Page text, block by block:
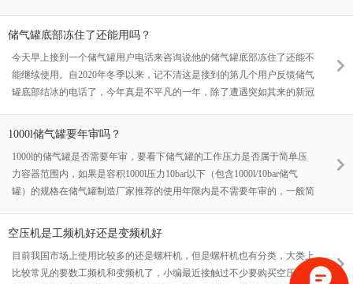
储气罐底部冻住了还能用吗？
今天早上接到一个储气罐用户电话来咨询说他的储气罐底部冻住了还能不
能继续使用。自2020年冬季以来，记不清这是接到的第几个用户反馈储气
罐底部结冰的电话了，今年真是不平凡的一年，除了遭遇突如其来的新冠
1000l储气罐要年审吗？
1000l的储气罐是否需要年审，要看下储气罐的工作压力是否属于简单压
力容器范围内，如果是容积1000l压力10bar以下（包含1000l/10bar储气
罐）的规格在储气罐制造厂家推荐的使用年限内是不需要年审的，一般简
空压机是工频机好还是变频机好
目前我国市场上使用比较多的还是螺杆机，但是螺杆机也有分类，大类上
比较常见的要数工频机和变频机了，小编最近接触过不少要购买空压机的